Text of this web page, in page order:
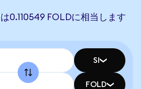
0.110549 FOLDに相当します
SI
FOLD